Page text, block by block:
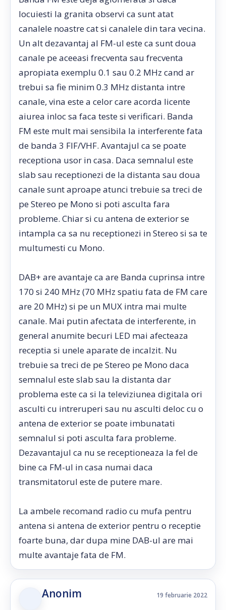
locuiesti la granita observi ca sunt atat
canalele noastre cat si canalele din tara vecina.
Un alt dezavantaj al FM-ul este ca sunt doua
canale pe aceeasi frecventa sau frecventa
apropiata exemplu 0.1 sau 0.2 MHz cand ar
trebui sa fie minim 0.3 MHz distanta intre
canale, vina este a celor care acorda licente
aiurea inloc sa faca teste si verificari. Banda
FM este mult mai sensibila la interferente fata
de banda 3 FIF/VHF. Avantajul ca se poate
receptiona usor in casa. Daca semnalul este
slab sau receptionezi de la distanta sau doua
canale sunt aproape atunci trebuie sa treci de
pe Stereo pe Mono si poti asculta fara
probleme. Chiar si cu antena de exterior se
intampla ca sa nu receptionezi in Stereo si sa te
multumesti cu Mono.
DAB+ are avantaje ca are Banda cuprinsa intre
170 si 240 MHz (70 MHz spatiu fata de FM care
are 20 MHz) si pe un MUX intra mai multe
canale. Mai putin afectata de interferente, in
general anumite becuri LED mai afecteaza
receptia si unele aparate de incalzit. Nu
trebuie sa treci de pe Stereo pe Mono daca
semnalul este slab sau la distanta dar
problema este ca si la televiziunea digitala ori
asculti cu intreruperi sau nu asculti deloc cu o
antena de exterior se poate imbunatati
semnalul si poti asculta fara probleme.
Dezavantajul ca nu se receptioneaza la fel de
bine ca FM-ul in casa numai daca
transmitatorul este de putere mare.
La ambele recomand radio cu mufa pentru
antena si antena de exterior pentru o receptie
foarte buna, dar dupa mine DAB-ul are mai
multe avantaje fata de FM.
Anonim 19 februarie 2022